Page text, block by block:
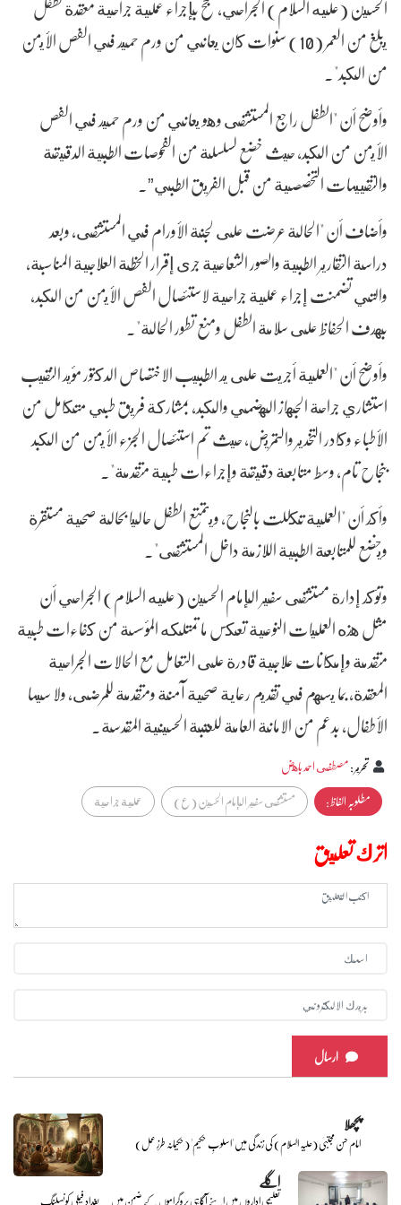
يبلغ من العمر (10) سنوات كان يعاني من ورم حميد في الفص الأيمن
من الكبد".
وأوضح أن "الطفل راجع المستشفى وهو يعاني من ورم حميد في الفص
الأيمن من الكبد، حيث خضع لسلسلة من الفحوصات الطبية الدقيقة
والتقييمات التخصصية من قبل الفريق الطبي”.
وأضاف أن "الحالة عرضت على لجنة الأورام في المستشفى، وبعد
دراسة التقارير الطبية والصور الشعاعية جرى إقرار الخطة العلاجية المناسبة،
والتي تضمنت إجراء عملية جراحية لاستئصال الفص الأيمن من الكبد،
بهدف الحفاظ على سلامة الطفل ومنع تطور الحالة".
وأوضح أن "العملية أجريت على يد الطبيب الاختصاص الدكتور مؤيد النقيب
استشاري جراحة الجهاز الهضمي والكبد، بمشاركة فريق طبي متكامل من
الأطباء وكادر التخدير والتمريض، حيث تم استئصال الجزء الأيمن من الكبد
بنجاح تام، وسط متابعة دقيقة وإجراءات طبية متقدمة".
وأكد أن "العملية تكللت بالنجاح، ويتمتع الطفل حاليا بحالة صحية مستقرة
ويخضع للمتابعة الطبية اللازمة داخل المستشفى".
وتؤكد إدارة مستشفى سفير الإمام الحسين (عليه السلام) الجراحي أن
مثل هذه العمليات النوعية تعكس ما تمتلكه المؤسسة من كفاءات طبية
متقدمة وإمكانات علاجية قادرة على التعامل مع الحالات الجراحية
المعقدة، بما يسهم في تقديم رعاية صحية آمنة ومتقدمة للمرضى، ولا سيما
الأطفال، بدعم من الامانة العامة للعتبة الحسينية المقدسة.
تحرير:مصطفى احمد باهض
مطلوبہ الفاظ :
مستشفى سفير الإمام الحسين (ع) عملية جراحية
اترك تعليق
ارسال
پچھلا
امام حسن مجتبیٰ (علیہ السلام) کی زندگی میں 'اسلوبِ حکیم' (حکیمانہ طرزِ عمل)
اگلے